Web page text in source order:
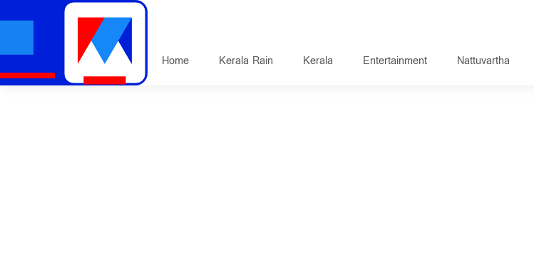
Home Kerala Rain Kerala Entertainment Nattuvartha